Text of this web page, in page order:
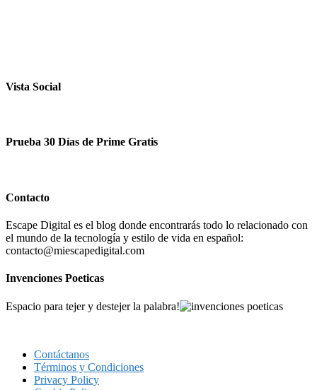
Vista Social
Prueba 30 Días de Prime Gratis
Contacto
Escape Digital es el blog donde encontrarás todo lo relacionado con
el mundo de la tecnología y estilo de vida en español:
contacto@miescapedigital.com
Invenciones Poeticas
Espacio para tejer y destejer la palabra!
Contáctanos
Términos y Condiciones
Privacy Policy